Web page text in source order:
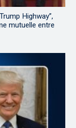
Highway”,
mutuelle entre